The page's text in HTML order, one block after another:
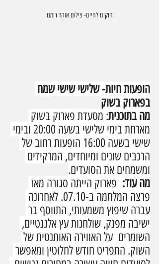
חוקים לחיים- צילום אוהד רומנו
הופעות חיות- שלישי שישי שמח
בפארוק בשוק
מה בתוכנית: מסעדת פארוק בשוק
מארחת בימי שלישי בשעה 20:00 ובימי
שישי בשעה 16:00 הופעות רחוב של
הרכבים שונים ומיוחדים, המרקידים
ומשמחים את הסועדים.
מה עוד: פארוק הייתה סגורה מאז
פרצה המלחמה ב-07.10. לאחרונה
עברה שיפוץ משמעותי, התווסף בר
ישיבה מפנק, שולחנות עץ אלגנטיים,
השומרים  על האווירה האותנטית של
השוק. התפריט חודש לחלוטין ומאפשר